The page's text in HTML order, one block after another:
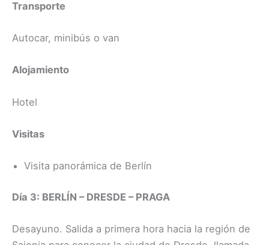
Transporte
Autocar, minibús o van
Alojamiento
Hotel
Visitas
Visita panorámica de Berlín
Día 3: BERLÍN – DRESDE – PRAGA
Desayuno. Salida a primera hora hacia la región de